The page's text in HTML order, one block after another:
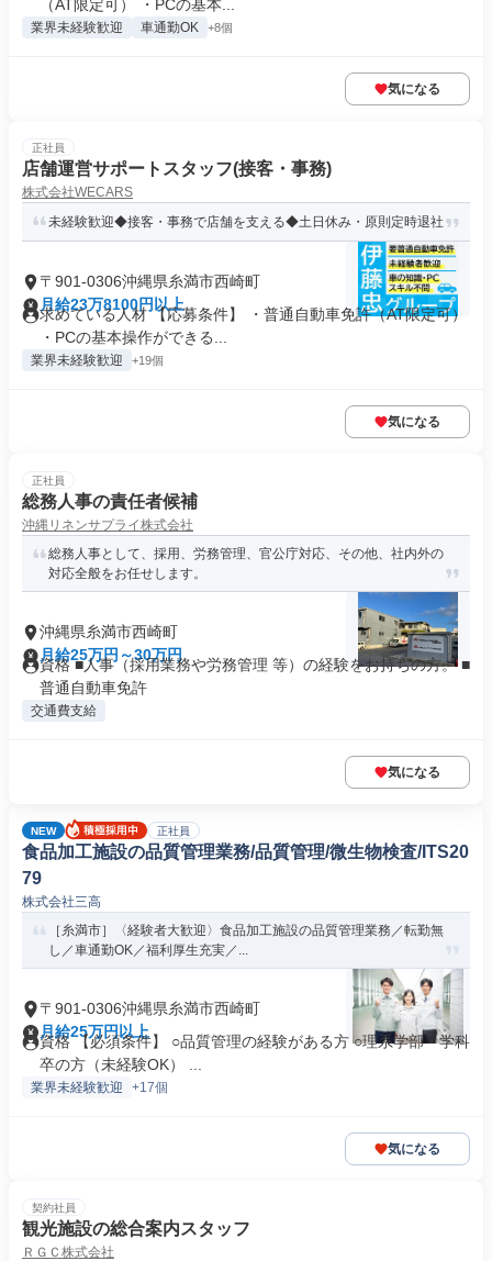
（AT限定可） ・PCの基本...
業界未経験歓迎 車通勤OK +8個
気になる
正社員
店舗運営サポートスタッフ(接客・事務)
株式会社WECARS
未経験歓迎◆接客・事務で店舗を支える◆土日休み・原則定時退社
〒901-0306沖縄県糸満市西崎町
月給23万8100円以上
求めている人材 【応募条件】 ・普通自動車免許（AT限定可）
・PCの基本操作ができる...
業界未経験歓迎 +19個
気になる
正社員
総務人事の責任者候補
沖縄リネンサプライ株式会社
総務人事として、採用、労務管理、官公庁対応、その他、社内外の
対応全般をお任せします。
沖縄県糸満市西崎町
月給25万円～30万円
資格 ■人事（採用業務や労務管理 等）の経験をお持ちの方。 ■
普通自動車免許
交通費支給
気になる
NEW 正社員
食品加工施設の品質管理業務/品質管理/微生物検査/ITS20
79
株式会社三高
［糸満市］〈経験者大歓迎〉食品加工施設の品質管理業務／転勤無
し／車通勤OK／福利厚生充実／...
〒901-0306沖縄県糸満市西崎町
月給25万円以上
資格 【必須条件】 ○品質管理の経験がある方 ○理系学部・学科
卒の方（未経験OK） ...
業界未経験歓迎 +17個
気になる
契約社員
観光施設の総合案内スタッフ
ＲＧＣ株式会社